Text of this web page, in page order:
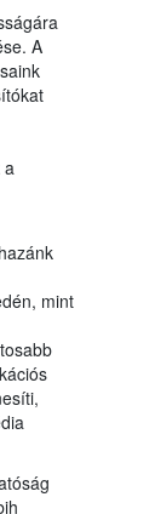
A
a
mint